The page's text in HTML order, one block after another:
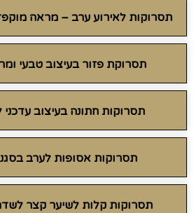
תסרוקות לאירוע ערב – מראה
תסרוקת פזור בעיצוב טבעי
תסרוקות חתונה בעיצוב עדכני
תסרוקות אסופות לערב
תסרוקות קלות לשיער קצר